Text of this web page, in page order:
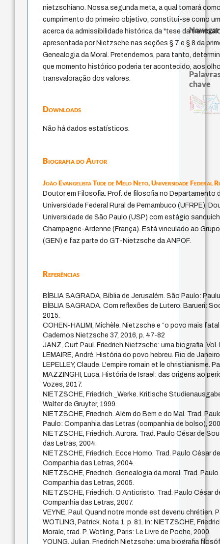
nietzschiano. Nossa segunda meta, a qual tomará
cumprimento do primeiro objetivo, constitui-se como
acerca da admissibilidade histórica da "tese da
apresentada por Nietzsche nas seções § 7 e § 8 da
Genealogia da Moral. Pretendemos, para tanto,
que momento histórico poderia ter acontecido, aos
transvaloração dos valores.
Downloads
Não há dados estatísticos.
Biografia do Autor
João Evangelista Tude de Melo Neto,Universidade Federal
Doutor em Filosofia. Prof. de filosofia no Departamento
Universidade Federal Rural de Pernambuco (UFRPE).
Universidade de São Paulo (USP) com estágio
Champagne-Ardenne (França). Está vinculado ao
(GEN) e faz parte do GT-Nietzsche da ANPOF.
Referências
BÍBLIA SAGRADA, Bíblia de Jerusalém. São Paulo:
BÍBLIA SAGRADA. Com reflexões de Lutero. Barueri:
2015.
COHEN-HALIMI, Michèle. Nietzsche e “o povo mais
Cadernos Nietzsche 37, 2016, p. 47-82
JANZ, Curt Paul. Friedrich Nietzsche: uma biografia.
LEMAIRE, André. História do povo hebreu. Rio de
LEPELLEY, Claude. L'empire romain et le christianisme.
MAZZINGHI, Luca. História de Israel: das origens ao
Vozes, 2017.
NIETZSCHE, Friedrich._Werke. Kritische
Walter de Gruyter, 1999.
NIETZSCHE, Friedrich. Além do Bem e do Mal. Trad.
Paulo: Companhia das Letras (companhia de bolso),
NIETZSCHE, Friedrich. Aurora. Trad. Paulo César de
das Letras, 2004.
NIETZSCHE, Friedrich. Ecce Homo. Trad. Paulo César
Companhia das Letras, 2004.
NIETZSCHE, Friedrich. Genealogia da moral. Trad.
Companhia das Letras, 2005.
NIETZSCHE, Friedrich. O Anticristo. Trad. Paulo César
Companhia das Letras, 2007.
VEYNE, Paul. Quand notre monde est devenu chrétien.
WOTLING, Patrick. Nota 1, p. 81. In: NIETZSCHE,
Morale, trad. P. Wotling, Paris: Le Livre de Poche, 2000.
YOUNG, Julian. Friedrich Nietzsche: uma biografia
Navegar
chave
jacobi
protágoras
experiência temporal
metafísica do tempo
género
intolerância
identidade nacional
homem-medida
filosofias indígenas j.c.m.
palavra
perdón leyes
violencia
logos
direito romanolei
acquaintance
desejo
sacrifício
bataille
mind
therapy
viktor frankl
realidad